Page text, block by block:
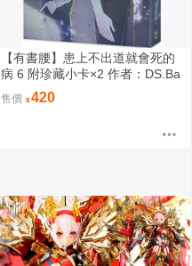
【有書腰】患上不出道就會死的
病 6 附珍藏小卡×2 作者：DS.Ba
ck/知翎文化輕小說/Avi書店
售價 420